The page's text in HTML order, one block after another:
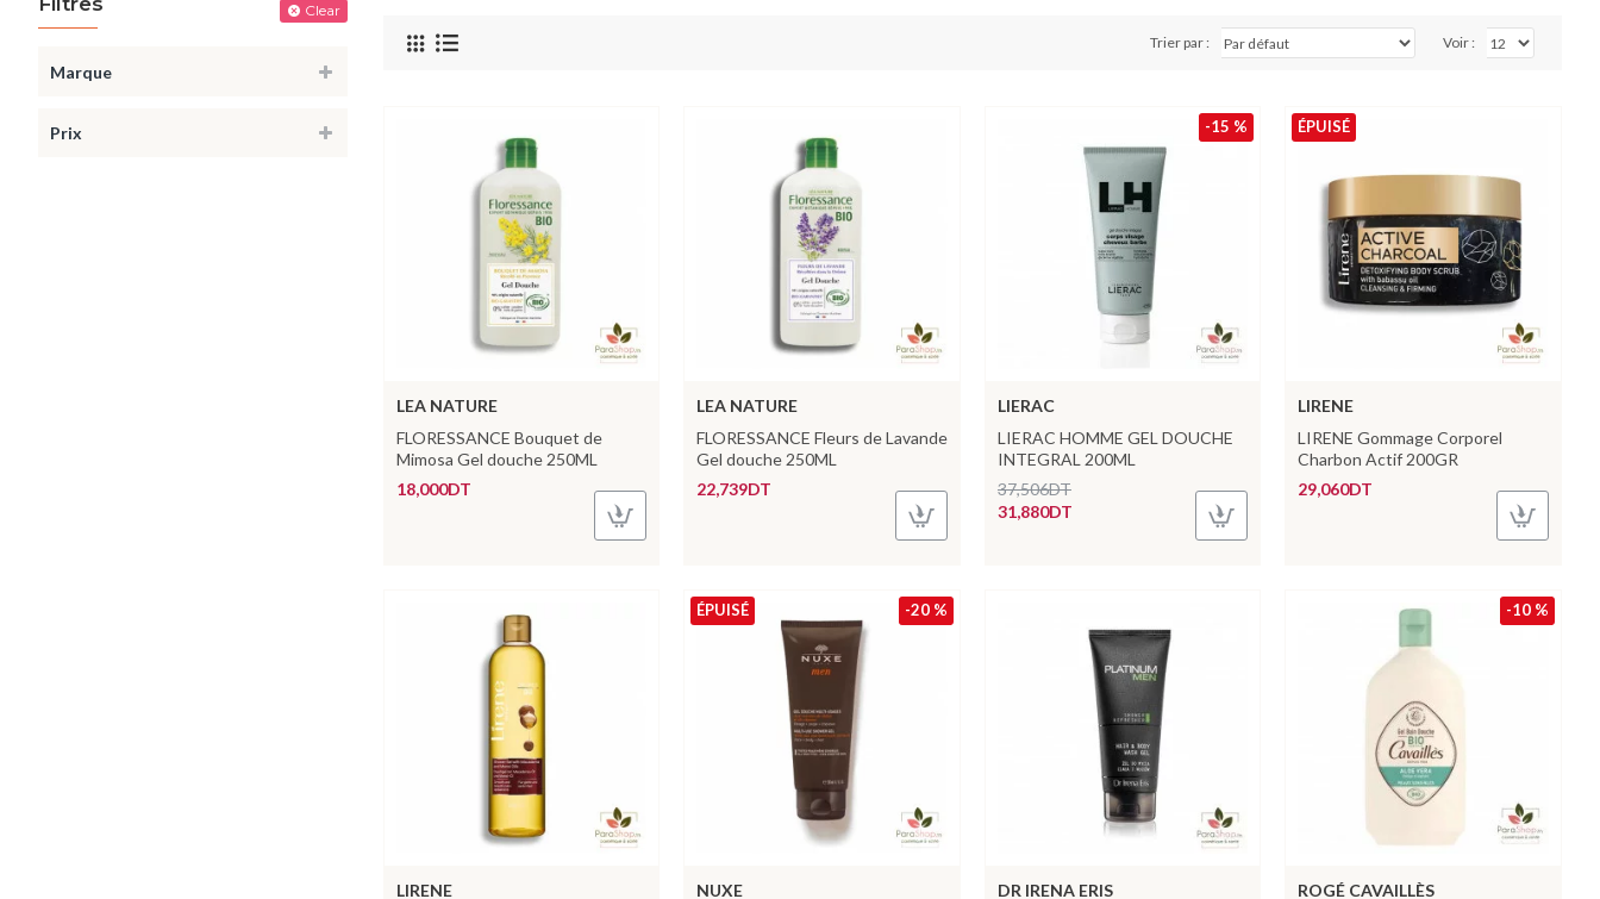
Clear
Prix
Marque
Trier par : Voir :
LEA NATURE
FLORESSANCE Bouquet de
Mimosa Gel douche 250ML
18,000DT
LEA NATURE
FLORESSANCE Fleurs de Lavande
Gel douche 250ML
22,739DT
-15 %
LIERAC
LIERAC HOMME GEL DOUCHE
INTEGRAL 200ML
31,880DT
37,506DT
ÉPUISÉ
LIRENE
LIRENE Gommage Corporel
Charbon Actif 200GR
29,060DT
LIRENE
-20 %
ÉPUISÉ
NUXE
DR IRENA ERIS
-10 %
ROGÉ CAVAILLÈS